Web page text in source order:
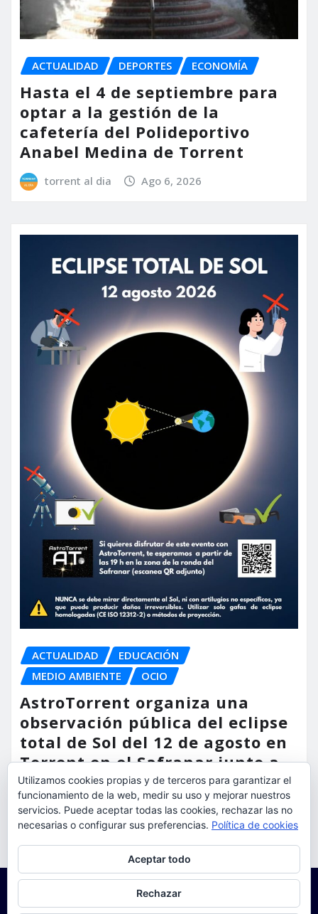
ACTUALIDAD DEPORTES ECONOMÍA
Hasta el 4 de septiembre para
optar a la gestión de la
cafetería del Polideportivo
Anabel Medina de Torrent
torrent al dia Ago 6, 2026
ACTUALIDAD
EDUCACIÓN
MEDIO AMBIENTE
OCIO
AstroTorrent organiza una
observación pública del eclipse
total de Sol del 12 de agosto en
Torrent en el Safranar junto a
las vías del AVE
torrent al dia Ago 5, 2026
Utilizamos cookies propias y de terceros para garantizar el
funcionamiento de la web, medir su uso y mejorar nuestros
servicios. Puede aceptar todas las cookies, rechazar las no
necesarias o configurar sus preferencias. Política de cookies
Aceptar todo
Rechazar
Para obtener más información, incluido cómo gestionar las cookies,